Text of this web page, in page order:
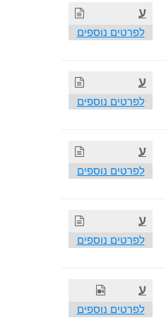
ע
לפרטים נוספים
ע
לפרטים נוספים
ע
לפרטים נוספים
ע
לפרטים נוספים
ע
לפרטים נוספים